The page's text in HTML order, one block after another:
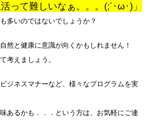
活って難しいなぁ。。。(;´･ω･)」
多いのではないでしょうか？
然と健康に意識が向くかもしれません！
考えましょう。
ジネスマナーなど、様々なプログラムを実
あるかも．．．という方は、お気軽にご連